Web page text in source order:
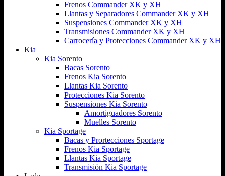
Frenos Commander XK y XH
Llantas y Separadores Commander XK y XH
Suspensiones Commander XK y XH
Transmisiones Commander XK y XH
Carrocería y Protecciones Commander XK y XH
Kia
Kia Sorento
Bacas Sorento
Frenos Kia Sorento
Llantas Kia Sorento
Protecciones Kia Sorento
Suspensiones Kia Sorento
Amortiguadores Sorento
Muelles Sorento
Kia Sportage
Bacas y Prortecciones Sportage
Frenos Kia Sportage
Llantas Kia Sportage
Transmisión Kia Sportage